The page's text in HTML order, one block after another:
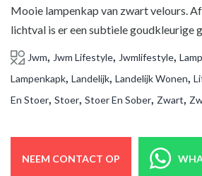
Mooie lampenkap van zwart velours.
lichtval is er een subtiele goudkleurige
Jwm, Jwm Lifestyle, Jwmlifestyle,
Lampenkapk, Landelijk, Landelijk Wonen,
En Stoer, Stoer, Stoer En Sober, Zwart,
NEEM CONTACT OP